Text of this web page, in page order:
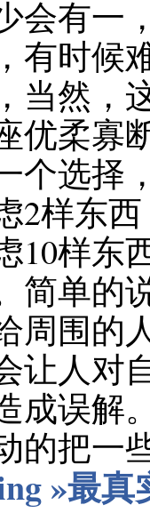
会有一
有时候
当然，
柔寡
个选择
2样东
10样东
简单的
周围的
让人对
成误解
的把一
»最